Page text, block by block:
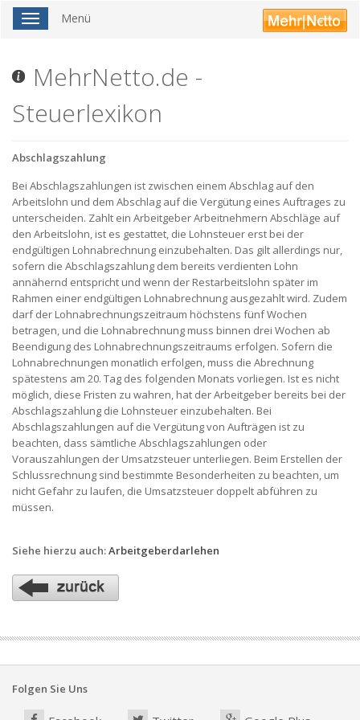
ToggleMenü
MehrNetto.de -
Steuerlexikon
Abschlagszahlung
Bei Abschlagszahlungen ist zwischen einem Abschlag auf den
Arbeitslohn und dem Abschlag auf die Vergütung eines Auftrages zu
unterscheiden. Zahlt ein Arbeitgeber Arbeitnehmern Abschläge auf
den Arbeitslohn, ist es gestattet, die Lohnsteuer erst bei der
endgültigen Lohnabrechnung einzubehalten. Das gilt allerdings nur,
sofern die Abschlagszahlung dem bereits verdienten Lohn
annähernd entspricht und wenn der Restarbeitslohn später im
Rahmen einer endgültigen Lohnabrechnung ausgezahlt wird. Zudem
darf der Lohnabrechnungszeitraum höchstens fünf Wochen
betragen, und die Lohnabrechnung muss binnen drei Wochen ab
Beendigung des Lohnabrechnungszeitraums erfolgen. Sofern die
Lohnabrechnungen monatlich erfolgen, muss die Abrechnung
spätestens am 20. Tag des folgenden Monats vorliegen. Ist es nicht
möglich, diese Fristen zu wahren, hat der Arbeitgeber bereits bei der
Abschlagszahlung die Lohnsteuer einzubehalten. Bei
Abschlagszahlungen auf die Vergütung von Aufträgen ist zu
beachten, dass sämtliche Abschlagszahlungen oder
Vorauszahlungen der Umsatzsteuer unterliegen. Beim Erstellen der
Schlussrechnung sind bestimmte Besonderheiten zu beachten, um
nicht Gefahr zu laufen, die Umsatzsteuer doppelt abführen zu
müssen.
Siehe hierzu auch:Arbeitgeberdarlehen
Folgen Sie Uns